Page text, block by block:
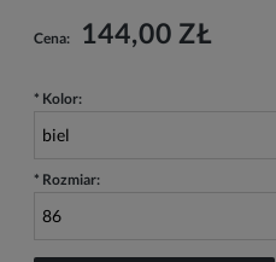
Cena: 144,00 ZŁ
* Kolor:
* Rozmiar: